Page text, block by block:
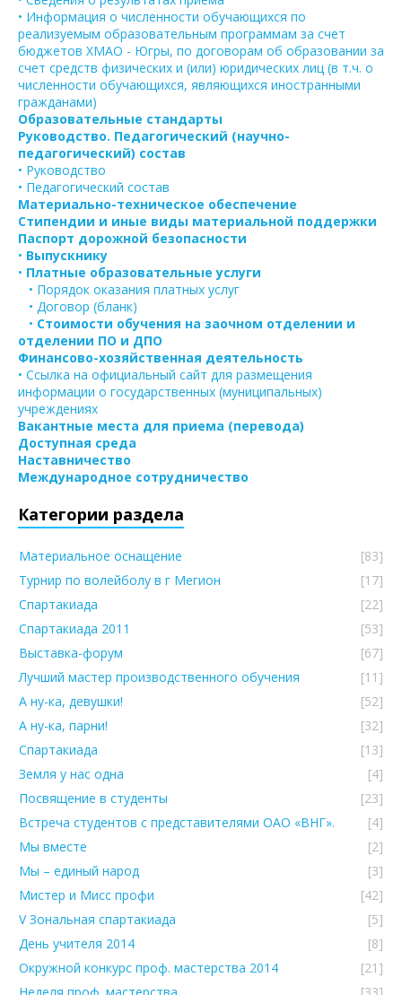
• Информация о численности обучающихся по
реализуемым образовательным программам за счет
бюджетов ХМАО - Югры, по договорам об образовании за
счет средств физических и (или) юридических лиц (в т.ч. о
численности обучающихся, являющихся иностранными
гражданами)
Образовательные стандарты
Руководство. Педагогический (научно-
педагогический) состав
• Руководство
• Педагогический состав
Материально-техническое обеспечение
Стипендии и иные виды материальной поддержки
Паспорт дорожной безопасности
• Выпускнику
• Платные образовательные услуги
• Порядок оказания платных услуг
• Договор (бланк)
• Стоимости обучения на заочном отделении и
отделении ПО и ДПО
Финансово-хозяйственная деятельность
• Ссылка на официальный сайт для размещения
информации о государственных (муниципальных)
учреждениях
Вакантные места для приема (перевода)
Доступная среда
Наставничество
Международное сотрудничество
Категории раздела
Материальное оснащение
[83]
Турнир по волейболу в г Мегион
[17]
Спартакиада
[22]
Спартакиада 2011
[53]
Выставка-форум
[67]
Лучший мастер производственного обучения
[11]
А ну-ка, девушки!
[52]
А ну-ка, парни!
[32]
Спартакиада
[13]
Земля у нас одна
[4]
Посвящение в студенты
[23]
Встреча студентов с представителями ОАО «ВНГ».
[4]
Мы вместе
[2]
Мы – единый народ
[3]
Мистер и Мисс профи
[42]
V Зональная спартакиада
[5]
День учителя 2014
[8]
Окружной конкурс проф. мастерства 2014
[21]